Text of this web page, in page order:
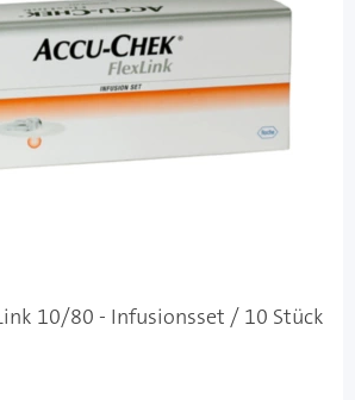
10/80 - Infusionsset / 10 Stück